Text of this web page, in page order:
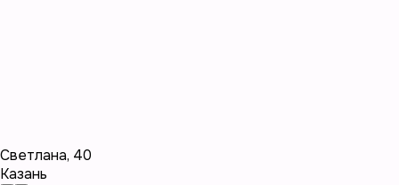
Светлана, 40
Казань